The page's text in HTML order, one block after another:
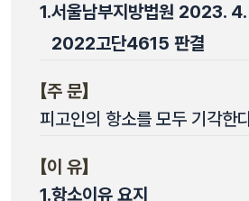
1.서울남부지방법원 2023.
2022고단4615 판결
【주 문】
피고인의 항소를 모두 기각한
【이 유】
1.항소이유 요지